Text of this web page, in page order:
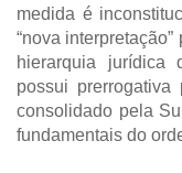
medida é
“nova
hierarquia jurídica
possui prerrogativa
consolidado pela
fundamentais do